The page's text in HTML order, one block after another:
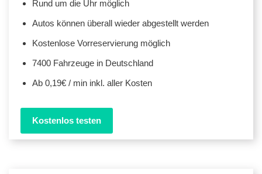
Rund um die Uhr möglich
Autos können überall wieder abgestellt werden
Kostenlose Vorreservierung möglich
7400 Fahrzeuge in Deutschland
Ab 0,19€ / min inkl. aller Kosten
Kostenlos testen